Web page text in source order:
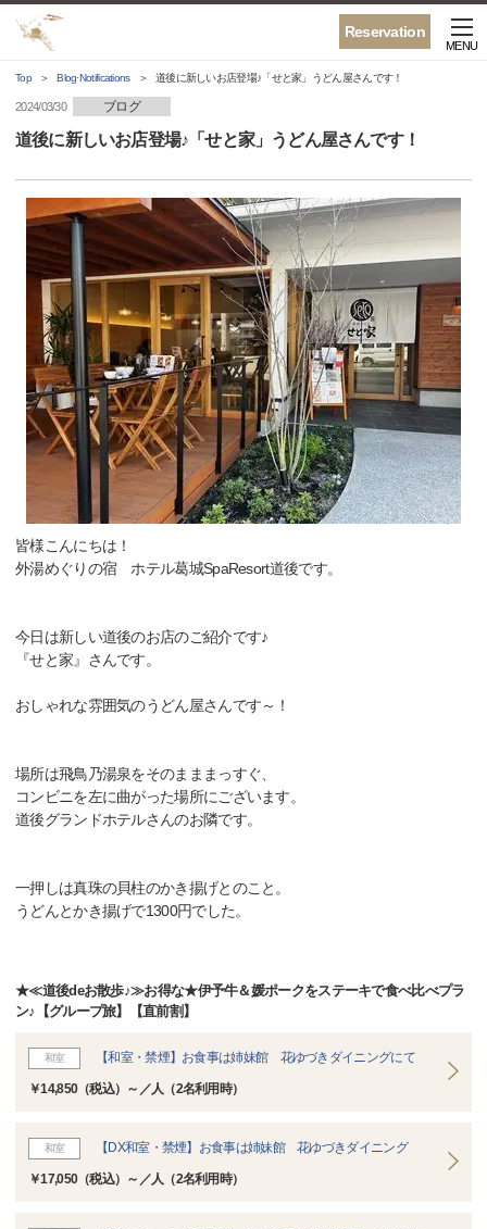
Reservation
MENU
Top Blog·Notifications 道後に新しいお店登場♪「せと家」うどん屋さんです！
2024/03/30 ブログ
道後に新しいお店登場♪「せと家」うどん屋さんです！
皆様こんにちは！
外湯めぐりの宿 ホテル葛城SpaResort道後です。
今日は新しい道後のお店のご紹介です♪
『せと家』さんです。
おしゃれな雰囲気のうどん屋さんです～！
場所は飛鳥乃湯泉をそのまままっすぐ、
コンビニを左に曲がった場所にございます。
道後グランドホテルさんのお隣です。
一押しは真珠の貝柱のかき揚げとのこと。
うどんとかき揚げで1300円でした。
★≪道後deお散歩♪≫お得な★伊予牛＆媛ポークをステーキで食べ比べプラ
ン♪【グループ旅】【直前割】
和室 【和室・禁煙】お食事は姉妹館 花ゆづきダイニングにて
￥14,850（税込）～／人（2名利用時）
和室 【DX和室・禁煙】お食事は姉妹館 花ゆづきダイニング
￥17,050（税込）～／人（2名利用時）